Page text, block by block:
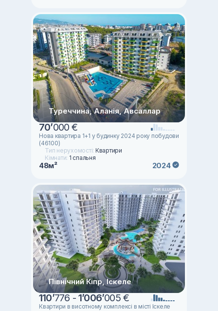
Туреччина, Аланія, Авсаллар
70’000 €
Нова квартира 1+1 у будинку 2024 року побудови
(46100)
Тип нерухомості: Квартири
Кімнати: 1 спальня
48м² 2024
Північний Кіпр, Іскеле
110’776 -1’006’005 €
Квартири в висотному комплексі в місті Іскеле